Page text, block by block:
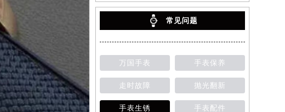
常见问题
万国手表 手表保养
走时故障 抛光翻新
手表生锈 手表配件